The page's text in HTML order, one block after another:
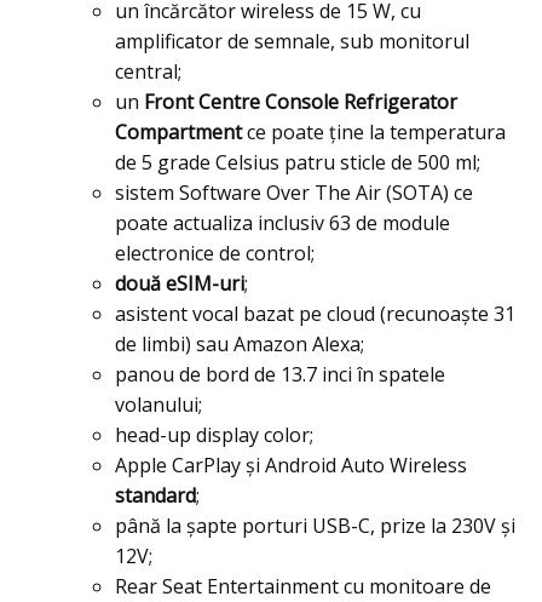
un încărcător wireless de 15 W, cu
amplificator de semnale, sub monitorul
central;
un Front Centre Console Refrigerator
Compartmentce poate ţine la temperatura
de 5 grade Celsius patru sticle de 500 ml;
sistem Software Over The Air (SOTA) ce
poate actualiza inclusiv 63 de module
electronice de control;
două eSIM-uri;
asistent vocal bazat pe cloud (recunoaşte 31
de limbi) sau Amazon Alexa;
panou de bord de 13.7 inci în spatele
volanului;
head-up display color;
Apple CarPlay şi Android Auto Wireless
standard;
până la şapte porturi USB-C, prize la 230V şi
12V;
Rear Seat Entertainment cu monitoare de